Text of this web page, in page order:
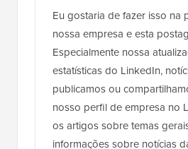
Eu gostaria de fazer isso na
nossa empresa e esta
Especialmente nossa
estatísticas do LinkedIn,
publicamos ou
nosso perfil de empresa no
os artigos sobre temas
informações sobre notícias